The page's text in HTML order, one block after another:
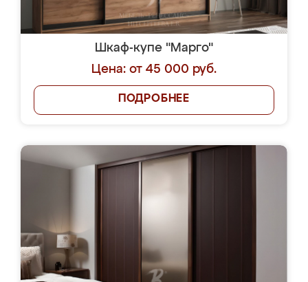
Шкаф-купе "Марго"
Цена: от 45 000 руб.
ПОДРОБНЕЕ